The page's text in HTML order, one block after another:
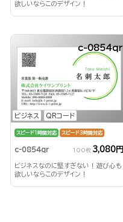
欲しいならこのデザイン！
ビジネス QRコード
c-0854qr
スピード1時間対応 スピード3時間対応
c-0854qr 100枚 3,080円
ビジネスなのに堅すぎない！遊び心も
欲しいならこのデザイン！